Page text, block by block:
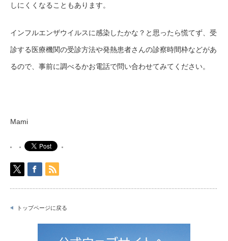
しにくくなることもあります。
インフルエンザウイルスに感染したかな？と思ったら慌てず、受
診する医療機関の受診方法や発熱患者さんの診察時間枠などがあ
るので、事前に調べるかお電話で問い合わせてみてください。
Mami
トップページに戻る